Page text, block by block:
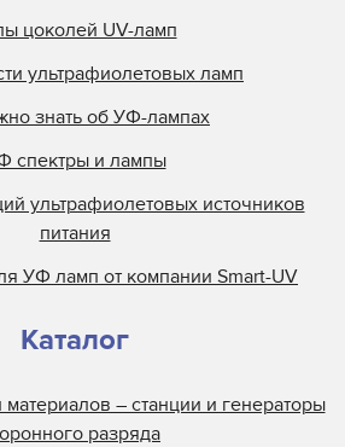
цоколей UV-ламп
ультрафиолетовых ламп
знать об УФ-лампах
спектры и лампы
ультрафиолетовых источников
питания
УФ ламп от компании Smart-UV
Каталог
– станции и генераторы
разряда